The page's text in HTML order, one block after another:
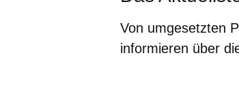
Von umgesetzten
informieren über